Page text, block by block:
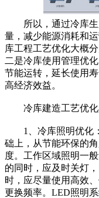
所以，通过冷库生
量，减少能源消耗和
库工程工艺优化大概
二是冷库使用管理优
节能运转，延长使用
高经济效益。
冷库建造工艺优化
1、冷库照明优化：
础上，从节能环保的
度。工作区域照明一
的同时，应及时关灯
时，应尽量使用高效
更换频率。LED照明